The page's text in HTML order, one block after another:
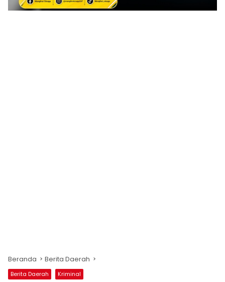
Beranda Berita Daerah
Berita Daerah Kriminal